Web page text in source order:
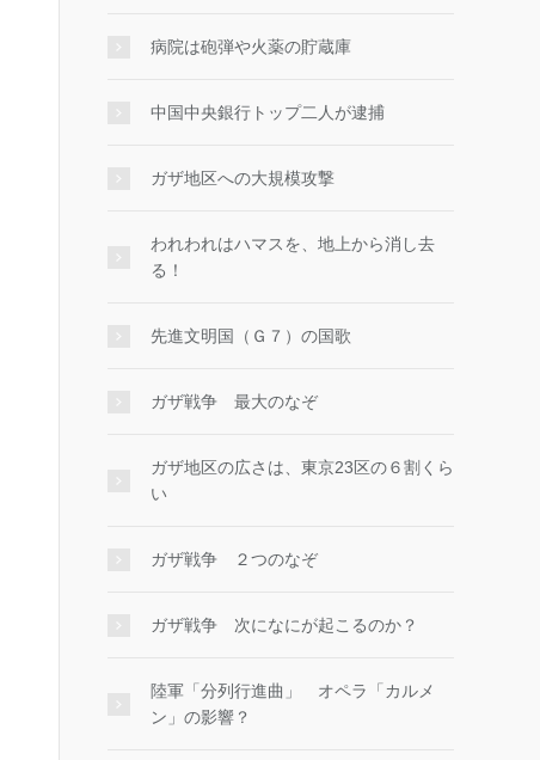
病院は砲弾や火薬の貯蔵庫
中国中央銀行トップ二人が逮捕
ガザ地区への大規模攻撃
われわれはハマスを、地上から消し去
る！
先進文明国（Ｇ７）の国歌
ガザ戦争 最大のなぞ
ガザ地区の広さは、東京23区の６割くら
い
ガザ戦争 ２つのなぞ
ガザ戦争 次になにが起こるのか？
陸軍「分列行進曲」 オペラ「カルメ
ン」の影響？